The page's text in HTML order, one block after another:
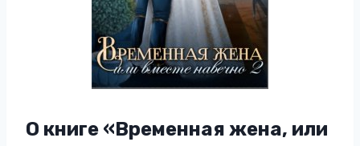
О книге «Временная жена, или